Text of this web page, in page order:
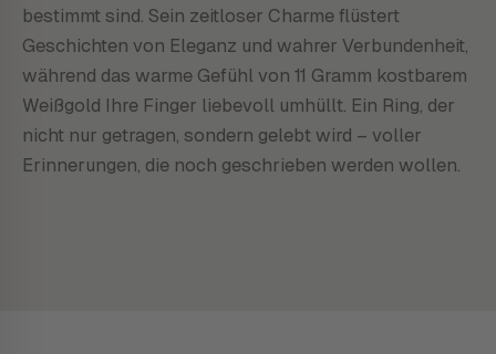
bestimmt sind. Sein zeitloser Charme flüstert
Geschichten von Eleganz und wahrer Verbundenheit,
während das warme Gefühl von 11 Gramm kostbarem
Weißgold Ihre Finger liebevoll umhüllt. Ein Ring, der
nicht nur getragen, sondern gelebt wird – voller
Erinnerungen, die noch geschrieben werden wollen.